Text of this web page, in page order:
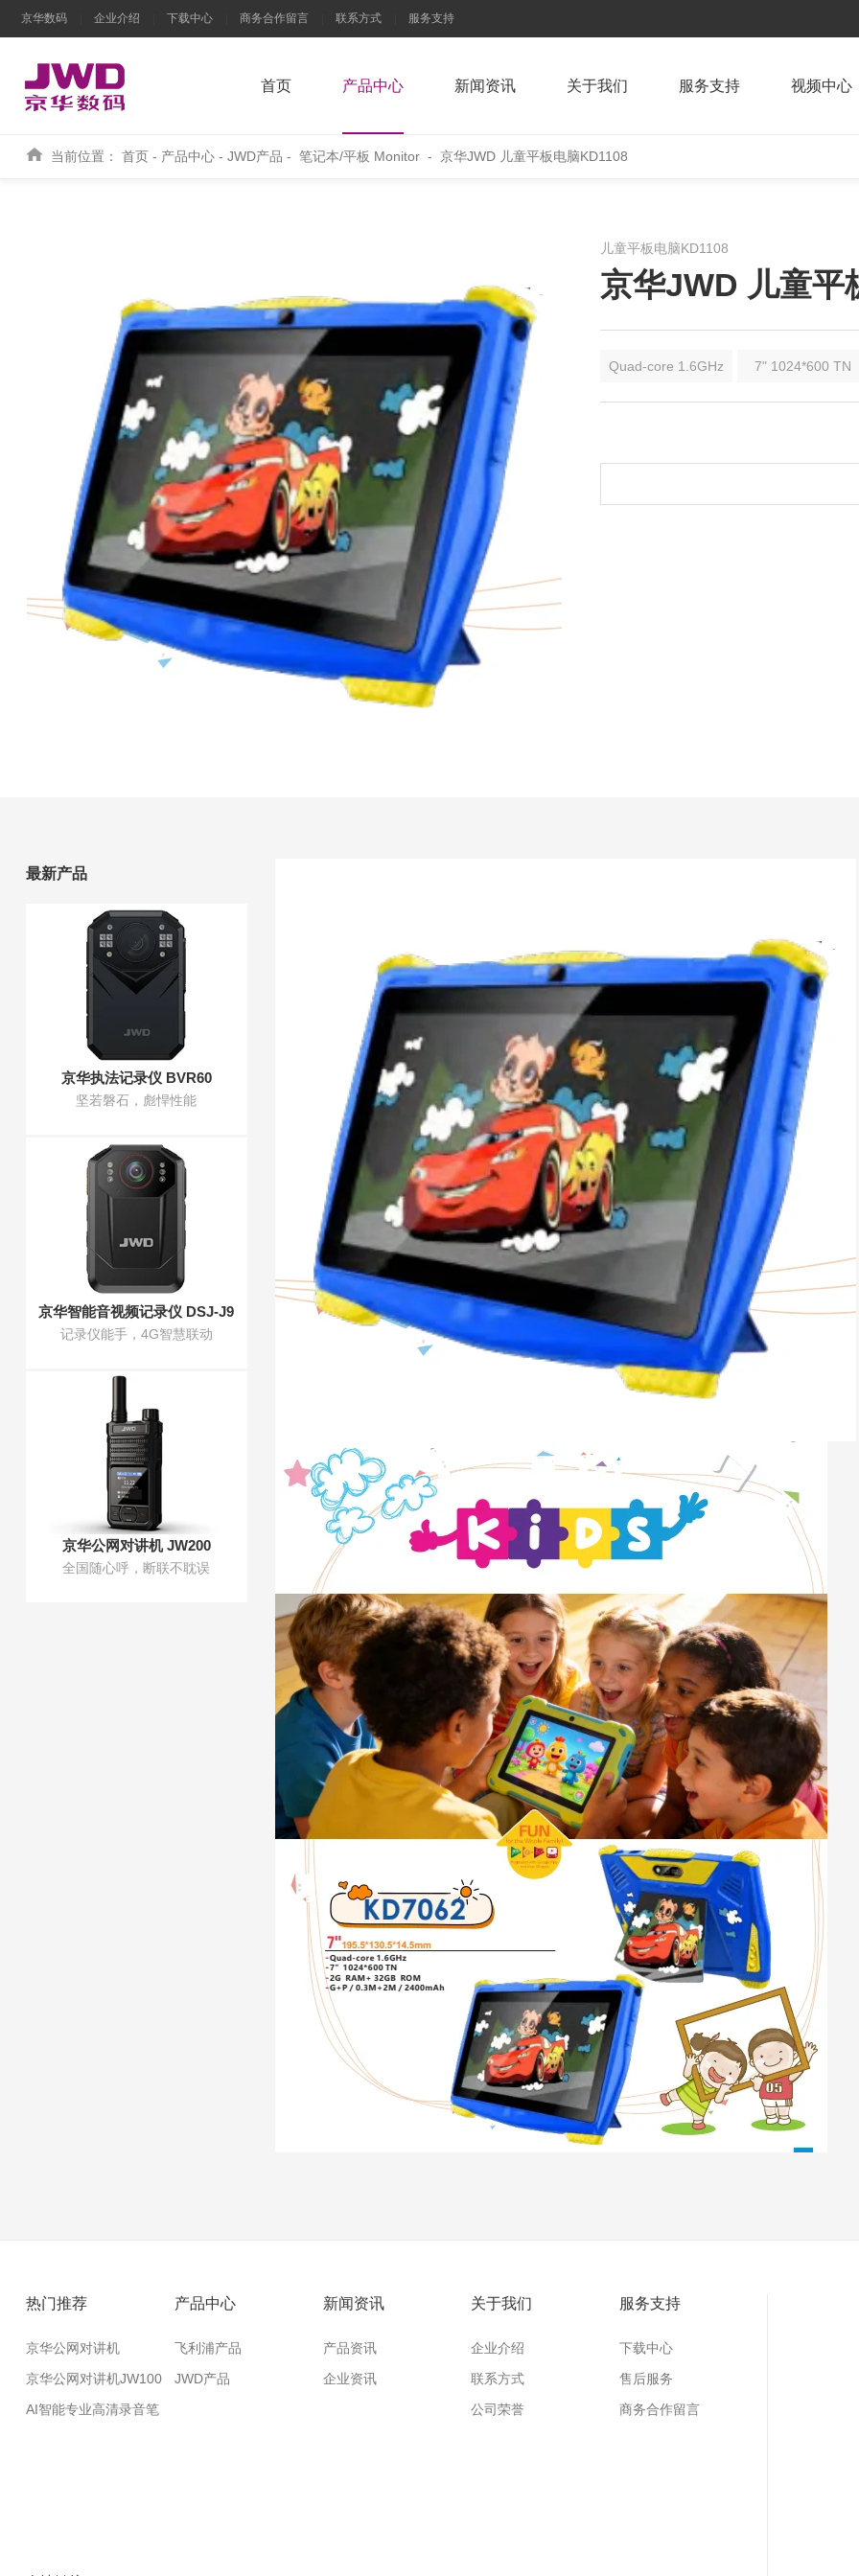
京华数码 企业介绍 下载中心 商务合作留言 联系方式 服务支持
首页 产品中心 新闻资讯 关于我们 服务支持 视频中心
当前位置： 首页- 产品中心- JWD产品 - 笔记本/平板 Monitor- 京华JWD 儿童平板电脑KD1108
儿童平板电脑KD1108
京华JWD 儿童平
Quad-core 1.6GHz 7" 1024*600 TN
最新产品
京华执法记录仪 BVR60
坚若磐石，彪悍性能
京华智能音视频记录仪 DSJ-J9
记录仪能手，4G智慧联动
京华公网对讲机 JW200
全国随心呼，断联不耽误
热门推荐
京华公网对讲机
JW200
京华公网对讲机JW100
AI智能专业高清录音笔
产品中心
飞利浦产品
JWD产品
新闻资讯
产品资讯
企业资讯
关于我们
企业介绍
联系方式
公司荣誉
服务支持
下载中心
售后服务
商务合作留言